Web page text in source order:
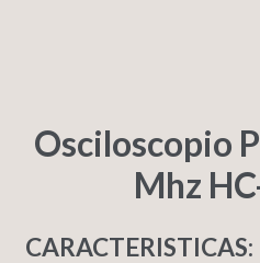
Osciloscopio
Mhz
CARACTERISTICAS: